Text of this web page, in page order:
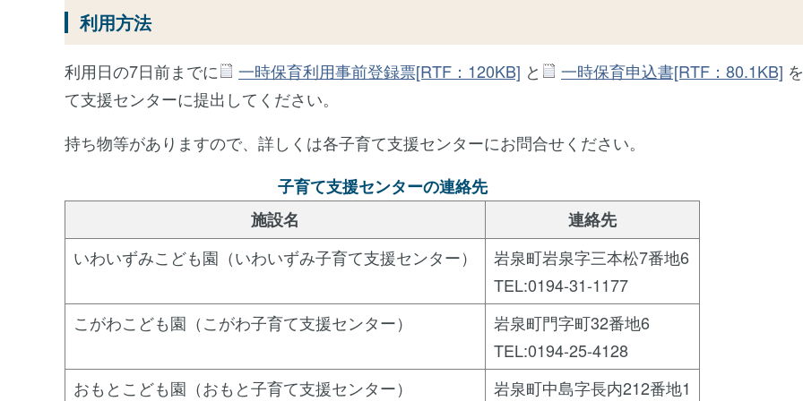
利用方法
利用日の7日前までに 一時保育利用事前登録票[RTF：120KB] と 一時保育申込書[RTF：80.1KB]
て支援センターに提出してください。
持ち物等がありますので、詳しくは各子育て支援センターにお問合せください。
子育て支援センターの連絡先
施設名
連絡先
いわいずみこども園（いわいずみ子育て支援センター）
岩泉町岩泉字三本松7番地6
TEL:0194-31-1177
こがわこども園（こがわ子育て支援センター）
岩泉町門字町32番地6
TEL:0194-25-4128
おもとこども園（おもと子育て支援センター）
岩泉町中島字長内212番地1